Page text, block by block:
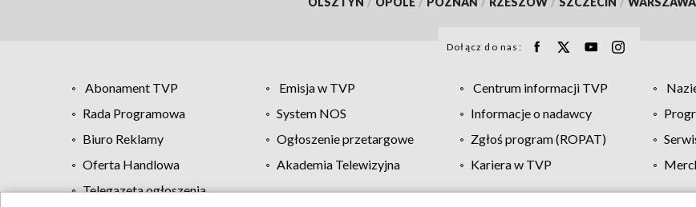
Dołącz do nas:
Abonament TVP Emisja w TVP Centrum informacji TVP
Rada Programowa
System NOS Informacje o nadawcy
Biuro Reklamy
Ogłoszenie przetargowe Zgłoś program (ROPAT)
Oferta Handlowa
Akademia Telewizyjna Kariera w TVP
Telegazeta ogłoszenia